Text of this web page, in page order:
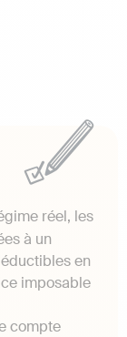
réel, les
à un
en
imposable
compte